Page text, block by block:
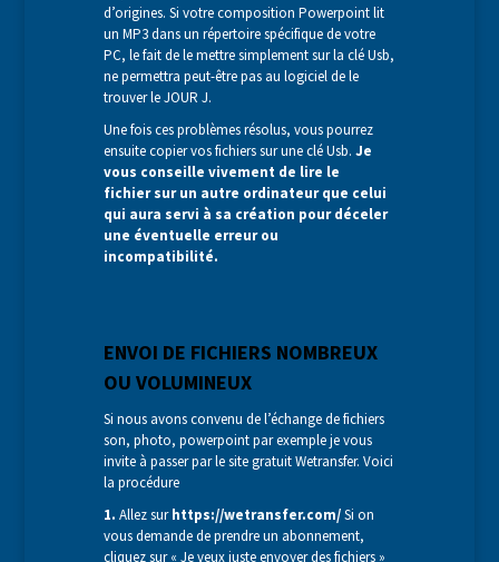
d’origines. Si votre composition Powerpoint lit
un MP3 dans un répertoire spécifique de votre
PC, le fait de le mettre simplement sur la clé Usb,
ne permettra peut-être pas au logiciel de le
trouver le JOUR J.
Une fois ces problèmes résolus, vous pourrez
ensuite copier vos fichiers sur une clé Usb. Je
vous conseille vivement de lire le
fichier sur un autre ordinateur que celui
qui aura servi à sa création pour déceler
une éventuelle erreur ou
incompatibilité.
ENVOI DE FICHIERS NOMBREUX
OU VOLUMINEUX
Si nous avons convenu de l’échange de fichiers
son, photo, powerpoint par exemple je vous
invite à passer par le site gratuit Wetransfer. Voici
la procédure
1. Allez surhttps://wetransfer.com/Si on
vous demande de prendre un abonnement,
cliquez sur « Je veux juste envoyer des fichiers »